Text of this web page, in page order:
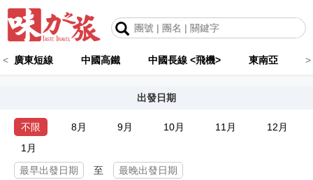
< 廣東短線 中國高鐵 中國長線 <飛機> 東南亞 >
出發日期
不限 8月 9月 10月 11月
12月
1月
至